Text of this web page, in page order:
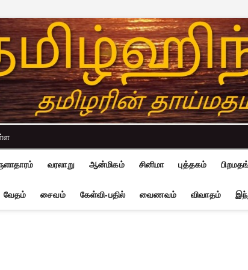
வரலாறு ஆன்மிகம் சினிமா புத்தகம்
வேதம் சைவம் கேள்வி-பதில் வைணவம் விவாதம்